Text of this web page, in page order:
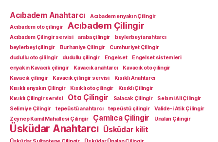
Acıbadem Anahtarcı
Acıbadem enyakın Çilingir
Acıbadem oto çilingir
Acıbadem Çilingir
Acıbadem Çilingir servisi araba çilingir
beylerbeyi anahtarcı
beylerbeyi çilingir
Burhaniye Çilingir
Cumhuriyet Çilingir
dudullu oto çililngir
dudullu çilingir Engelset
Engelset sistemleri
enyakın Kavacık çilingir
Kavacık anahtarcı
Kavacık oto çilingir
Kavacık çilingir
Kavacık çilingir servisi
Kısıklı Anahtarcı
Kısıklı enyakın Çilingir
Kısıklı oto çilingir
Kısıklı Çilingir
Kısıklı Çilingir servisi
Oto Çilingir Salacak Çilingir
Selami Ali Çilingir
Selimiye Çilingir
tepeüstü anahtarcı tepeüstü çilingir
Valide-i Atik Çilingir
Zeynep Kamil Mahallesi Çilingir
Çamlıca Çilingir Ünalan Çilingir
Üsküdar Anahtarcı Üsküdar kilit